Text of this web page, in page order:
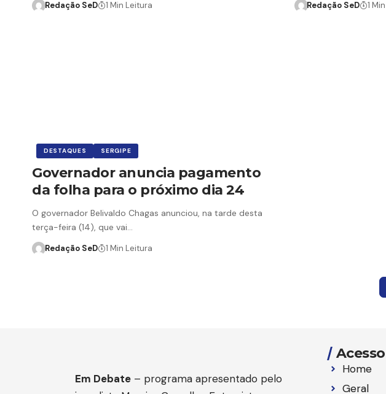
Redação SeD 1 Min Leitura Redação SeD 1
DESTAQUES SERGIPE
Governador anuncia pagamento
da folha para o próximo dia 24
O governador Belivaldo Chagas anunciou, na tarde desta
terça-feira (14), que vai…
Redação SeD 1 Min Leitura
Em Debate – programa apresentado pelo
Home
Geral